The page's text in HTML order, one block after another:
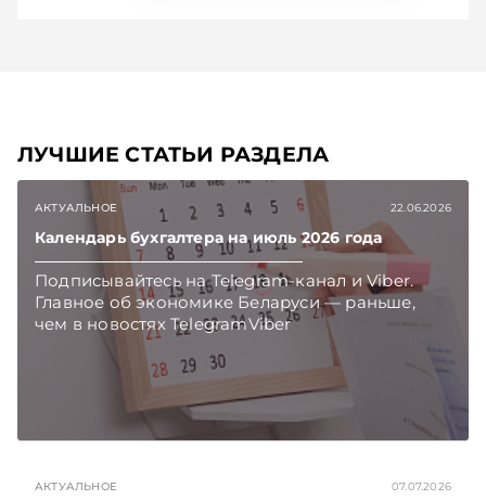
ЛУЧШИЕ СТАТЬИ РАЗДЕЛА
АКТУАЛЬНОЕ 22.06.2026
Календарь бухгалтера на июль 2026 года
Подписывайтесь на Telegram‑канал и Viber.
Главное об экономике Беларуси — раньше,
чем в новостях TelegramViber
АКТУАЛЬНОЕ 07.07.2026